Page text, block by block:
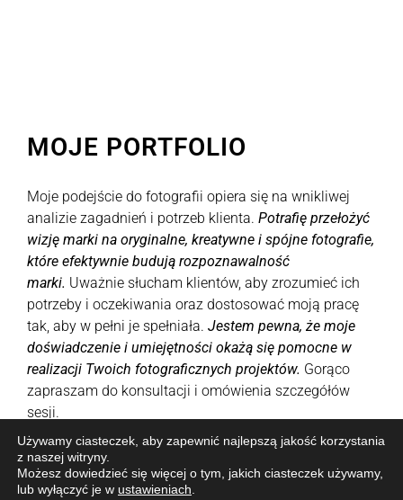
MOJE PORTFOLIO
Moje podejście do fotografii opiera się na wnikliwej
analizie zagadnień i potrzeb klienta. Potrafię przełożyć
wizję marki na oryginalne, kreatywne i spójne fotografie,
które efektywnie budują rozpoznawalność
marki. Uważnie słucham klientów, aby zrozumieć ich
potrzeby i oczekiwania oraz dostosować moją pracę
tak, aby w pełni je spełniała. Jestem pewna, że moje
doświadczenie i umiejętności okażą się pomocne w
realizacji Twoich fotograficznych projektów. Gorąco
zapraszam do konsultacji i omówienia szczegółów
sesji.
Używamy ciasteczek, aby zapewnić najlepszą jakość korzystania
z naszej witryny.
Możesz dowiedzieć się więcej o tym, jakich ciasteczek używamy,
lub wyłączyć je w ustawieniach